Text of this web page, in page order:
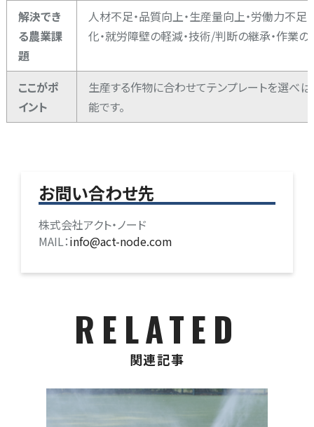
解決でき
る農業課
題
人材不足・品質向上・生産量向上・労働力不足
化・就労障壁の軽減・技術/判断の継承・作業
ここがポ
イント
生産する作物に合わせてテンプレートを選べ
能です。
お問い合わせ先
株式会社アクト・ノード
MAIL：info@act-node.com
RELATED
関連記事